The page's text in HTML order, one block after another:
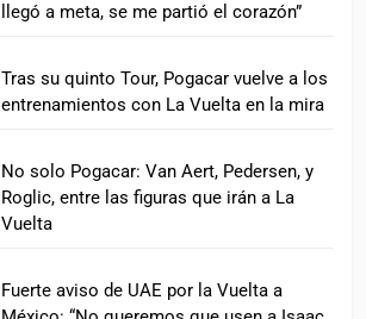
llegó a meta, se me partió el corazón”
Tras su quinto Tour, Pogacar vuelve a los
entrenamientos con La Vuelta en la mira
No solo Pogacar: Van Aert, Pedersen, y
Roglic, entre las figuras que irán a La
Vuelta
Fuerte aviso de UAE por la Vuelta a